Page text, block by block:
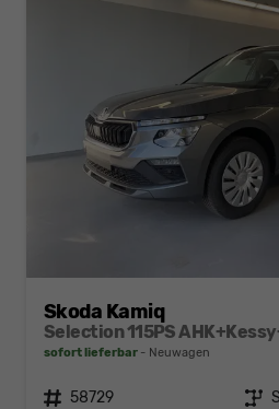
Skoda Kamiq
sofort lieferbar Neuwagen
Fahrzeugnr. 58729 Getriebe